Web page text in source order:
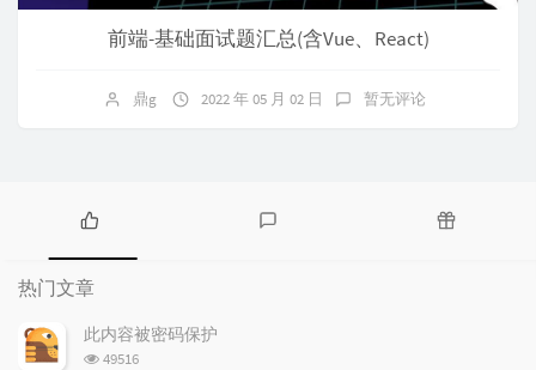
前端-基础面试题汇总(含Vue、React)
鼎g 2022 年 05 月 02 日 暂无评论
热
门
文
章
热门文章
此内容被密码保护
浏
49516